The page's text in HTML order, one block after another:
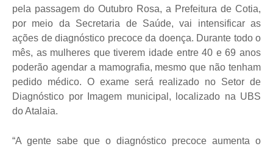
pela passagem do Outubro Rosa, a Prefeitura de Cotia,
por meio da Secretaria de Saúde, vai intensificar as
ações de diagnóstico precoce da doença. Durante todo o
mês, as mulheres que tiverem idade entre 40 e 69 anos
poderão agendar a mamografia, mesmo que não tenham
pedido médico. O exame será realizado no Setor de
Diagnóstico por Imagem municipal, localizado na UBS
do Atalaia.
“A gente sabe que o diagnóstico precoce aumenta o